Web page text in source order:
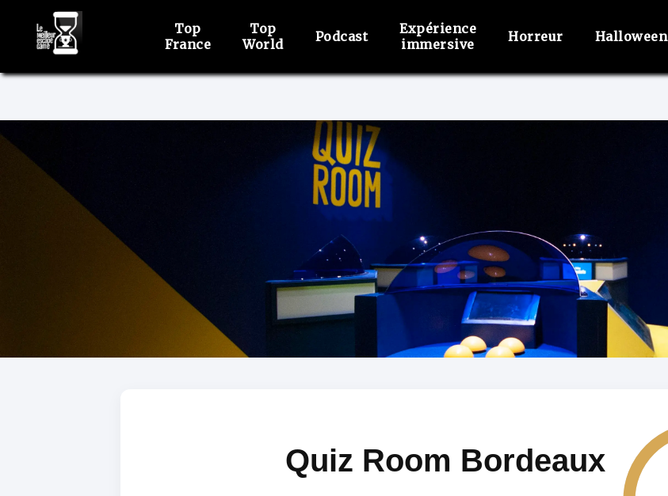
Top
France
Top
World
Podcast
Expérience
immersive
Horreur Halloween
Quiz Room Bordeaux